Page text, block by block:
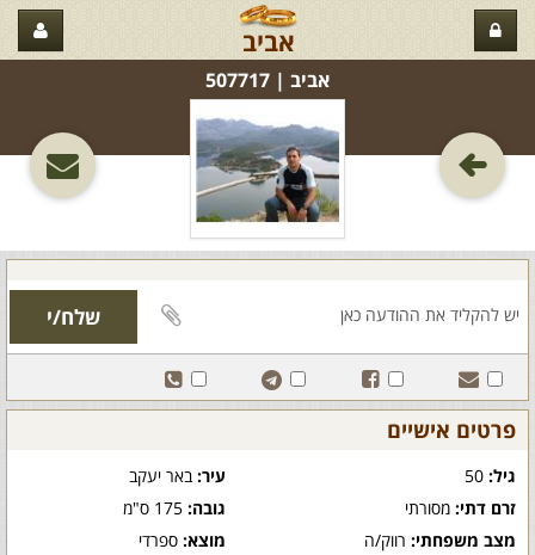
אביב
אביב‏ | 507717
פרטים אישיים
גיל: עיר:באר יעקב
זרם דתי: מסורתי גובה:175 ס"מ
מצב משפחתי: רווק/ה מוצא:ספרדי